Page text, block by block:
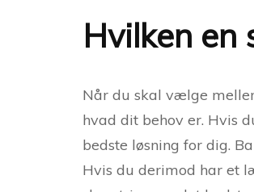
Hvilken en
Når du skal vælge
hvad dit behov er. Hvis
bedste løsning for dig.
Hvis du derimod har et